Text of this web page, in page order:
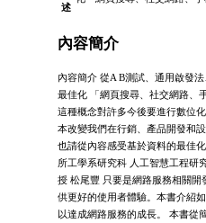
述
內容簡介
內容簡介 從A B測試、通用啟發
最佳化 「網頁搜尋、社交網路、
這種概念對許多今後要進行數位
本改變我們在行銷、產品開發和
也請從內容感受基於資料的最佳
所工學系研究科 人工智慧工程
授 松尾豐 只要是網路服務相關開
供更好的使用者體驗。本書介紹
以達成網路服務的成長。 本書從